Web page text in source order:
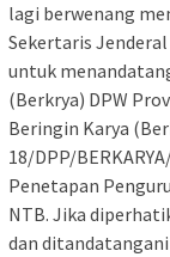
lagi berwenang
Sekertaris
untuk
(Berkrya) DPW
Beringin Karya
18/DPP/
Penetapan
NTB. Jika
dan